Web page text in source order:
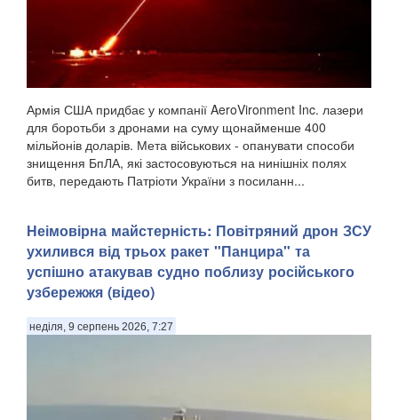
Армія США придбає у компанії AeroVironment Inc. лазери
для боротьби з дронами на суму щонайменше 400
мільйонів доларів. Мета військових - опанувати способи
знищення БпЛА, які застосовуються на нинішніх полях
битв, передають Патріоти України з посиланн...
Неімовірна майстерність: Повітряний дрон ЗСУ
ухилився від трьох ракет "Панцира" та
успішно атакував судно поблизу російського
узбережжя (відео)
неділя, 9 серпень 2026, 7:27